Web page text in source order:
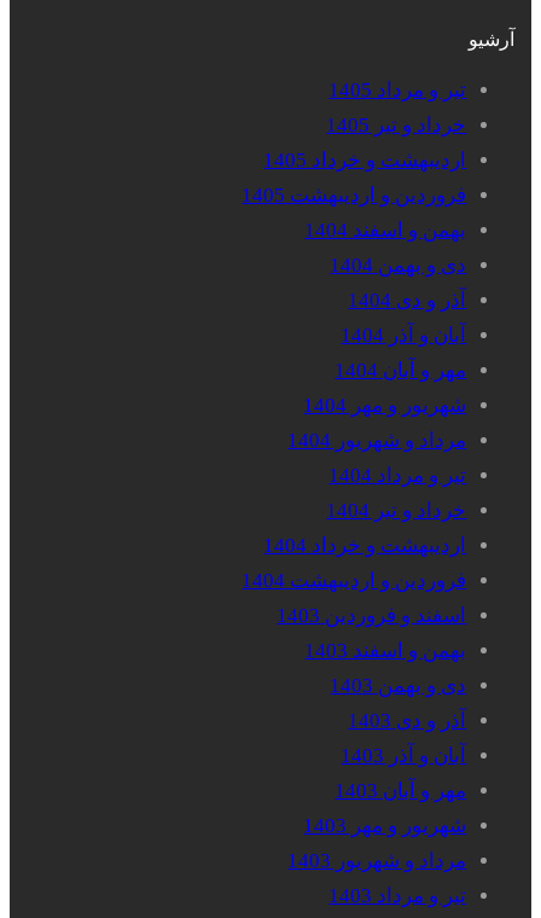
آرشیو
تیر و مرداد 1405
خرداد و تیر 1405
اردیبهشت و خرداد 1405
فروردین و اردیبهشت 1405
بهمن و اسفند 1404
دی و بهمن 1404
آذر و دی 1404
آبان و آذر 1404
مهر و آبان 1404
شهریور و مهر 1404
مرداد و شهریور 1404
تیر و مرداد 1404
خرداد و تیر 1404
اردیبهشت و خرداد 1404
فروردین و اردیبهشت 1404
اسفند و فروردین 1403
بهمن و اسفند 1403
دی و بهمن 1403
آذر و دی 1403
آبان و آذر 1403
مهر و آبان 1403
شهریور و مهر 1403
مرداد و شهریور 1403
تیر و مرداد 1403